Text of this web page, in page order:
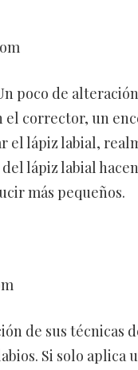
poco de
el corrector, un
el lápiz labial,
lápiz labial
más pequeños.
de sus
Si solo